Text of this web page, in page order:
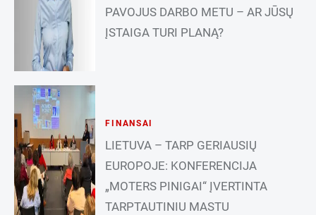
PAVOJUS DARBO METU – AR JŪSŲ
ĮSTAIGA TURI PLANĄ?
FINANSAI
LIETUVA – TARP GERIAUSIŲ
EUROPOJE: KONFERENCIJA
„MOTERS PINIGAI“ ĮVERTINTA
TARPTAUTINIU MASTU